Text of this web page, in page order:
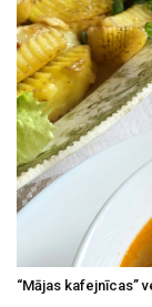
“Mājas kafejnīcas”